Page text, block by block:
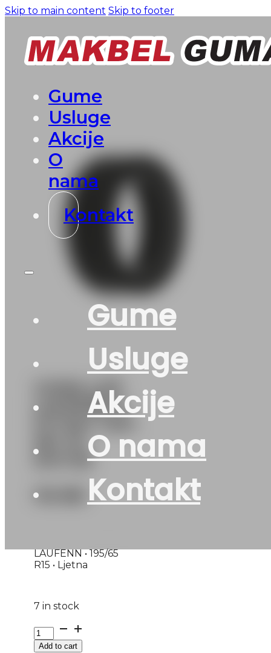
Skip to main content Skip to footer
Gume
Usluge
Akcije
O
nama
Kontakt
Gume
Usluge
Akcije
O nama
Kontakt
GUMA LJ/P
LAUFENN G
DOT:26
114
LAUFENN • 195/65
R15 • Ljetna
7 in stock
GUMA
LJ/P
LAUFENN
Add to cart